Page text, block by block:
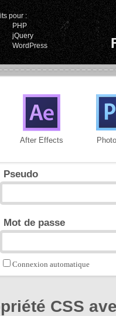
pour :
PHP
jQuery
WordPress
After Effects
Pseudo
Mot de passe
Connexion automatique
CSS